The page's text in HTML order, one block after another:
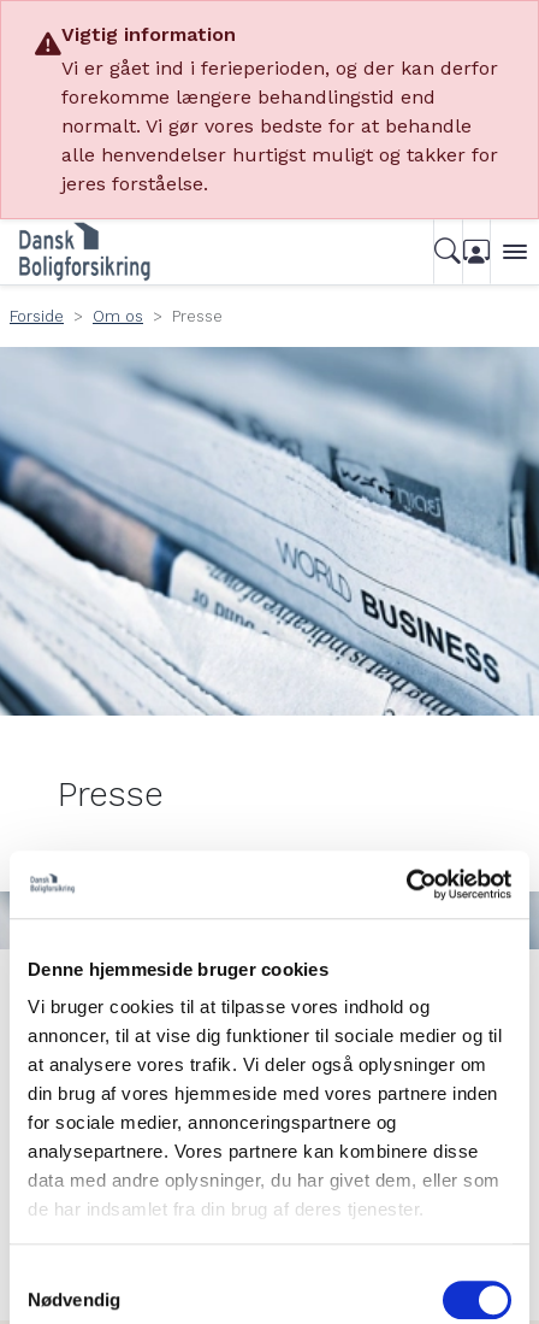
Denne hjemmeside bruger cookies
Vi bruger cookies til at tilpasse vores indhold og
annoncer, til at vise dig funktioner til sociale medier og til
at analysere vores trafik. Vi deler også oplysninger om
din brug af vores hjemmeside med vores partnere inden
for sociale medier, annonceringspartnere og
analysepartnere. Vores partnere kan kombinere disse
data med andre oplysninger, du har givet dem, eller som
de har indsamlet fra din brug af deres tjenester.
Nødvendig
Vigtig information
Vi er gået ind i ferieperioden, og der kan derfor
forekomme længere behandlingstid end
normalt. Vi gør vores bedste for at behandle
alle henvendelser hurtigst muligt og takker for
jeres forståelse.
Forside Om os Presse
Presse
Pressekontakt
Dansk Boligforsikring er en åben og tilgængelig
virksomhed, som tilstræber at imødekomme
spørgsmål omkring vores virke.
Henvendelser fra journalister og medier skal rettes til
vores pressekontakt Peter Arnfeldt på +45 40 55 80